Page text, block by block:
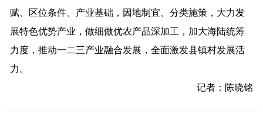
赋、区位条件、产业基础，因地制宜、分类施策，大力发
展特色优势产业，做细做优农产品深加工，加大海陆统筹
力度，推动一二三产业融合发展，全面激发县镇村发展活
力。
记者：陈晓铭